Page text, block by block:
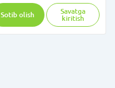
Sotib olish
Savatga
kiritish